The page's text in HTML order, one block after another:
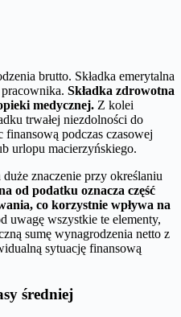
brutto. Składka emerytalna
pracownika. Składka zdrowotna
medycznej. Z kolei
trwałej niezdolności do
podczas czasowej
urlopu macierzyńskiego.
znaczenie przy określaniu
od podatku oznacza część
co korzystnie wpływa na
uwagę wszystkie te elementy,
sumę wynagrodzenia netto z
sytuację finansową
średniej